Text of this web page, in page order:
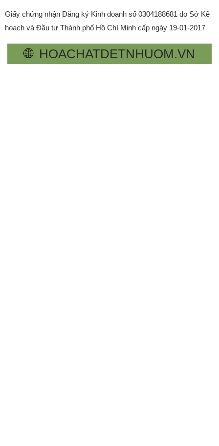
Giấy chứng nhận Đăng ký Kinh doanh số 0304188681 do Sở Kế
hoạch và Đầu tư Thành phố Hồ Chí Minh cấp ngày 19-01-2017
🌐 HOACHATDETNHUOM.VN